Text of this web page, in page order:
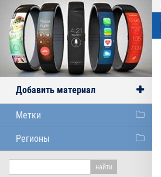
Добавить материал
Метки
Регионы